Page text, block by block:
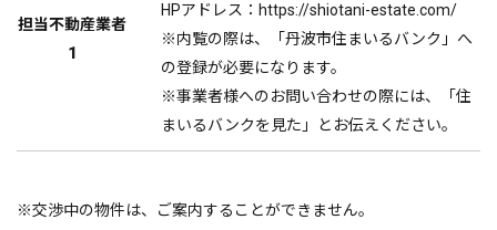
担当不動産業者
1
HPアドレス：https://shiotani-estate.com/
※内覧の際は、「丹波市住まいるバンク」へ
の登録が必要になります。
※事業者様へのお問い合わせの際には、「住
まいるバンクを見た」とお伝えください。
※交渉中の物件は、ご案内することができません。